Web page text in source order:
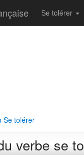
Se tolérer
Se tolérer
verbe se